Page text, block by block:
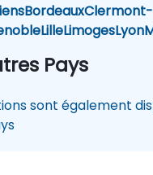
BordeauxClermont-
LilleLimogesLyon
Pays
sont également